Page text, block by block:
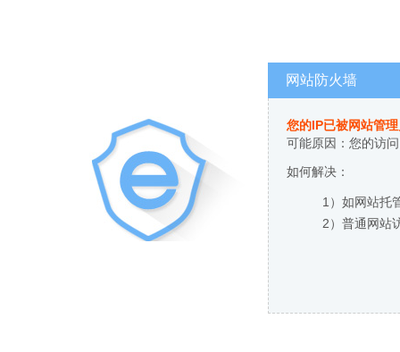
网站防火墙
您的IP已被网站管
可能原因：您的访
如何解决：
1）如网站托
2）普通网站